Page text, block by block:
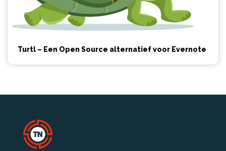
Turtl – Een Open Source alternatief voor Evernote